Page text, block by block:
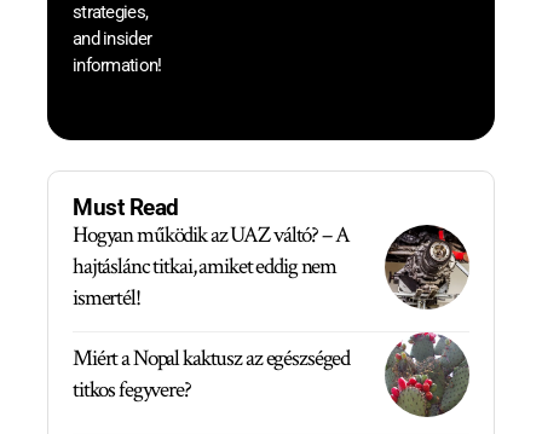
strategies,
and insider
information!
Must Read
Hogyan működik az UAZ váltó? – A
hajtáslánc titkai, amiket eddig nem
ismertél!
Miért a Nopal kaktusz az egészséged
titkos fegyvere?